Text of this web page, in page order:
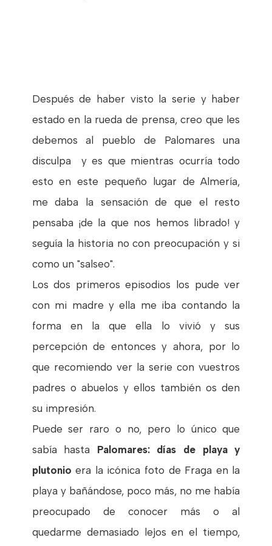
Después de haber visto la serie y haber
estado en la rueda de prensa, creo que les
debemos al pueblo de Palomares una
disculpa y es que mientras ocurría todo
esto en este pequeño lugar de Almería,
me daba la sensación de que el resto
pensaba ¡de la que nos hemos librado! y
seguía la historia no con preocupación y si
como un "salseo".
Los dos primeros episodios los pude ver
con mi madre y ella me iba contando la
forma en la que ella lo vivió y sus
percepción de entonces y ahora, por lo
que recomiendo ver la serie con vuestros
padres o abuelos y ellos también os den
su impresión.
Puede ser raro o no, pero lo único que
sabía hasta Palomares: días de playa y
plutonio era la icónica foto de Fraga en la
playa y bañándose, poco más, no me había
preocupado de conocer más o al
quedarme demasiado lejos en el tiempo,